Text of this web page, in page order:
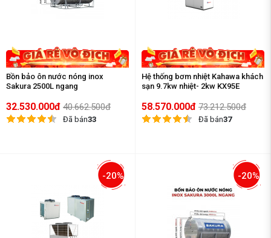
Bồn bảo ôn nước nóng inox
Sakura 2500L ngang
32.530.000đ 40.662.500đ
Đã bán33
Hệ thống bơm nhiệt Kahawa khách
sạn 9.7kw nhiệt- 2kw KX95E
58.570.000đ 73.212.500đ
Đã bán37
-20% -20%